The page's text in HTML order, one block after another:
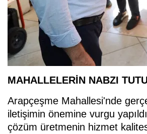
MAHALLELERİN NABZI
Arapçeşme Mahallesi'nde
iletişimin önemine vurgu
çözüm üretmenin hizmet